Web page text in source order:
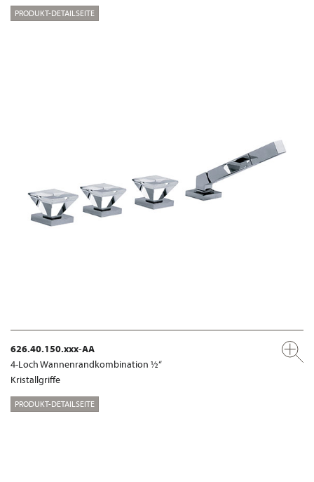
PRODUKT-DETAILSEITE
626.40.150.xxx-AA
4-Loch Wannenrandkombination ½“
Kristallgriffe
PRODUKT-DETAILSEITE